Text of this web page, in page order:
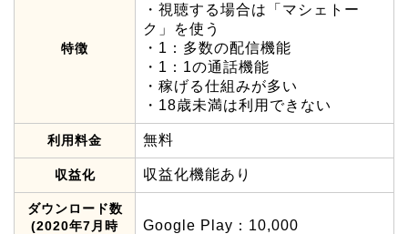
特徴
・視聴する場合は「マシェトー
ク」を使う
・1：多数の配信機能
・1：1の通話機能
・稼げる仕組みが多い
・18歳未満は利用できない
利用料金 無料
収益化 収益化機能あり
ダウンロード数
(2020年7月時
Google Play：10,000